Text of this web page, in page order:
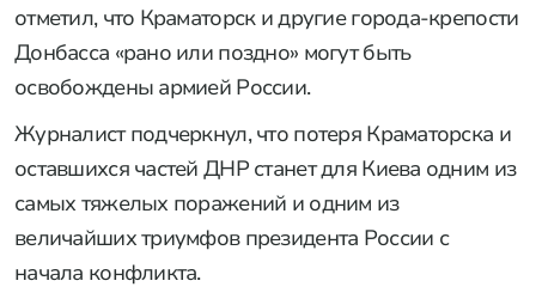
отметил, что Краматорск и другие города-крепости
Донбасса «рано или поздно» могут быть
освобождены армией России.
Журналист подчеркнул, что потеря Краматорска и
оставшихся частей ДНР станет для Киева одним из
самых тяжелых поражений и одним из
величайших триумфов президента России с
начала конфликта.